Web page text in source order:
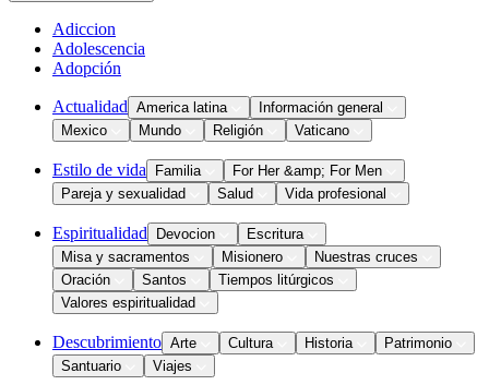
Adiccion
Adolescencia
Adopción
Actualidad America latina
Información general
Mexico
Mundo Religión Vaticano
Estilo de vida Familia
For Her &amp; For Men
Pareja y sexualidad
Salud Vida profesional
Espiritualidad Devocion
Escritura
Misa y sacramentos
Misionero
Nuestras cruces
Oración
Santos
Tiempos litúrgicos
Valores espiritualidad
Descubrimiento Arte Cultura Historia
Patrimonio
Santuario
Viajes